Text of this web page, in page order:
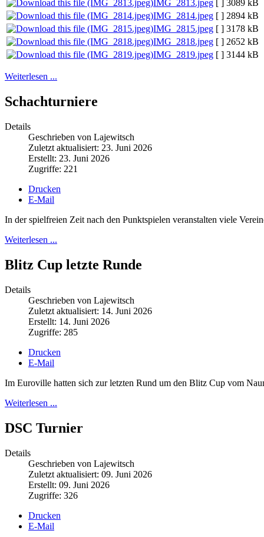
IMG_2813.jpeg
3089 kB
IMG_2814.jpeg [ ] 2894 kB
IMG_2815.jpeg [ ] 3178 kB
IMG_2818.jpeg [ ] 2652 kB
IMG_2819.jpeg [ ] 3144 kB
Weiterlesen ...
Schachturniere
Details
Geschrieben von Lajewitsch
Zuletzt aktualisiert: 23. Juni 2026
Erstellt: 23. Juni 2026
Zugriffe: 221
Drucken
E-Mail
In der spielfreien Zeit nach den Punktspielen veranstalten viele
Weiterlesen ...
Blitz Cup letzte Runde
Details
Geschrieben von Lajewitsch
Zuletzt aktualisiert: 14. Juni 2026
Erstellt: 14. Juni 2026
Zugriffe: 285
Drucken
E-Mail
Im Euroville hatten sich zur letzten Rund um den Blitz Cup vom
Weiterlesen ...
DSC Turnier
Details
Geschrieben von Lajewitsch
Zuletzt aktualisiert: 09. Juni 2026
Erstellt: 09. Juni 2026
Zugriffe: 326
Drucken
E-Mail